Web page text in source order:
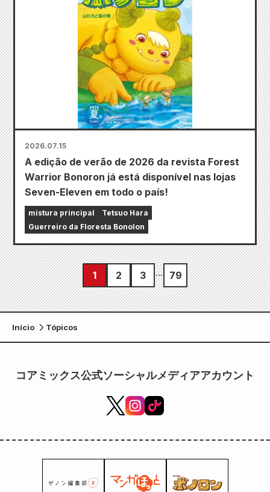
2026.07.15
A edição de verão de 2026 da revista Forest
Warrior Bonoron já está disponível nas lojas
Seven-Eleven em todo o país!
mistura principal
Tetsuo Hara
Guerreiro da Floresta Bonolon
1 2 3 79
Início Tópicos
コアミックス公式ソーシャルメディアアカウント